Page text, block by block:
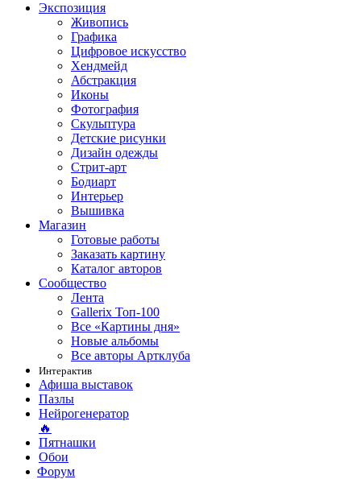
Экспозиция
Живопись
Графика
Цифровое искусство
Хендмейд
Абстракция
Иконы
Фотография
Скульптура
Детские рисунки
Дизайн одежды
Стрит-арт
Бодиарт
Интерьер
Вышивка
Магазин
Готовые работы
Заказать картину
Каталог авторов
Сообщество
Лента
Gallerix Топ-100
Все «Картины дня»
Новые альбомы
Все авторы Артклуба
Интерактив
Афиша выставок
Пазлы
Нейрогенератор
🔥
Пятнашки
Обои
Форум